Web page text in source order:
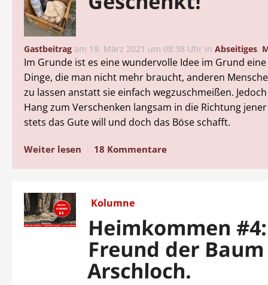
Gastbeitrag am 19. März 2021 um 08:38 Uhr in Abseitiges,
Im Grunde ist es eine wundervolle Idee im Grund
Dinge, die man nicht mehr braucht, anderen
zu lassen anstatt sie einfach wegzuschmeißen.
Hang zum Verschenken langsam in die Richtung
stets das Gute will und doch das Böse schafft.
Weiter lesen 18 Kommentare
Kolumne
Heimkommen
Freund der
Arschloch.